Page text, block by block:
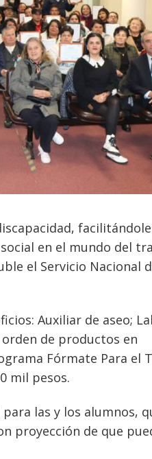
en el mundo del
el Servicio Nacional
Auxiliar de aseo;
de productos en
Fórmate Para el
mil pesos.
las y los alumnos,
proyección de que